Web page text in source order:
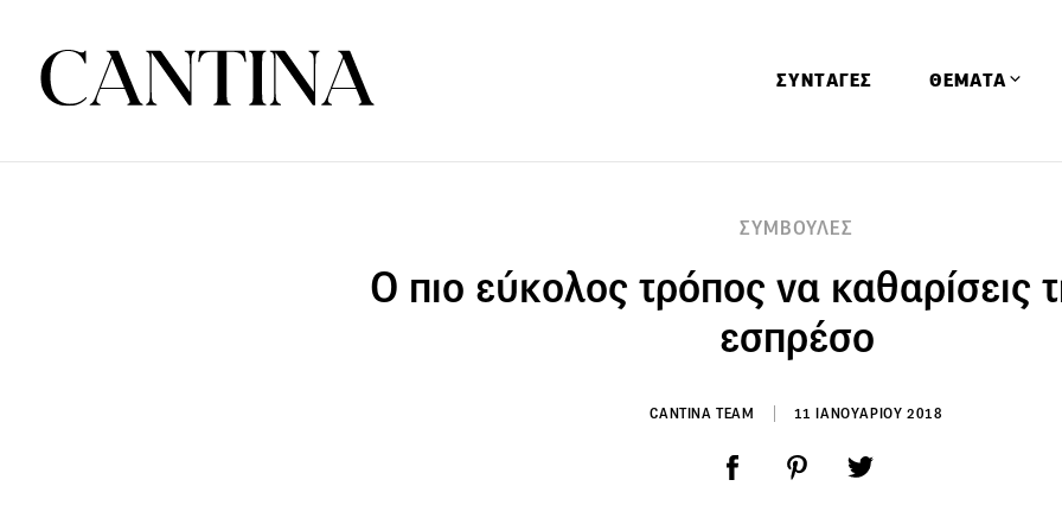
ΣΥΝΤΑΓΕΣ ΘΕΜΑΤΑ
Ειδήσεις
Έρευνες
ΣΥΜΒΟΥΛΕΣ
O πιο εύκολος τρόπος να καθαρίσεις
εσπρέσο
CANTINA TEAM 11 ΙΑΝΟΥΑΡΙΟΥ 2018